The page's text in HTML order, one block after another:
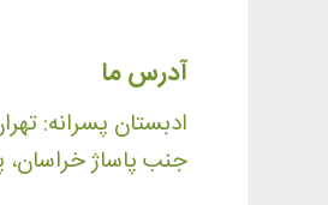
آدرس ما
ادبستان پسرانه:
جنب پاساژ خراسان،